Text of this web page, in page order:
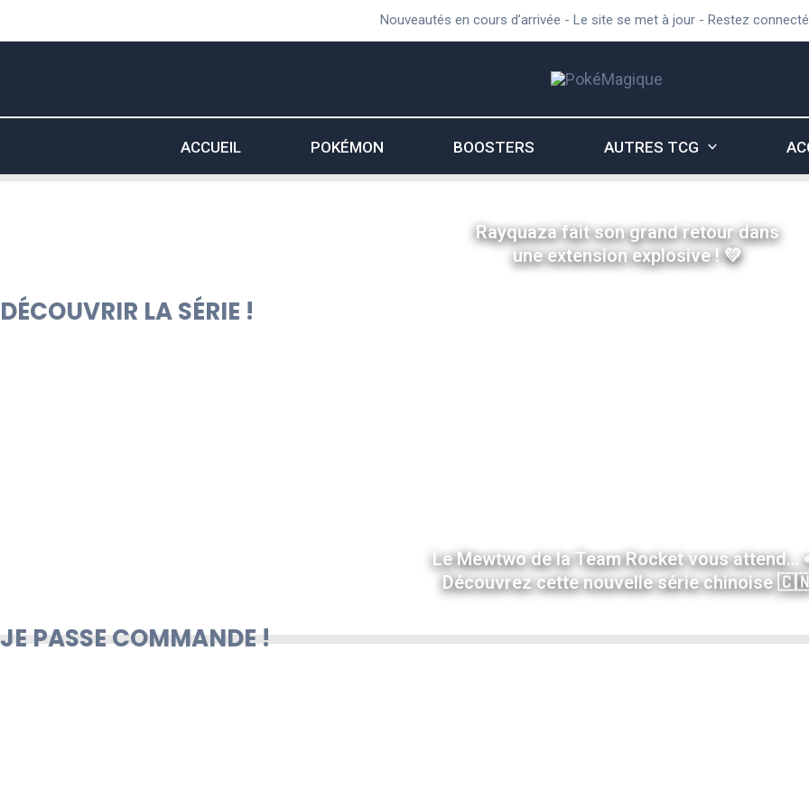
au
Nouveautés en cours d’arrivée - Le site se met à jour - Restez
ACCUEIL POKÉMON BOOSTERS AUTRES TCG
Rayquaza fait son grand retour dans
une extension explosive ! 💚
DÉCOUVRIR LA SÉRIE !
Le Mewtwo de la Team Rocket vous attend...
Découvrez cette nouvelle série chinoise
JE PASSE COMMANDE !